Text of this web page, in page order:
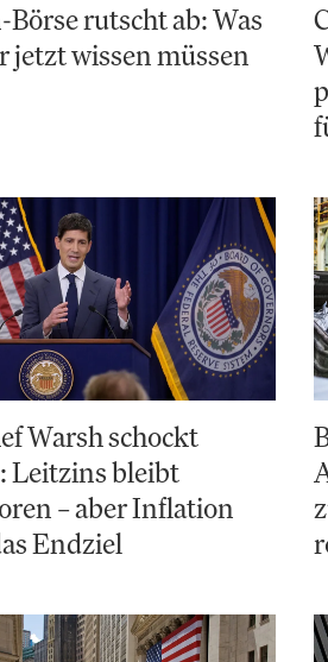
rutscht ab: Was
jetzt wissen müssen
Warsh schockt
Leitzins bleibt
– aber Inflation
Endziel